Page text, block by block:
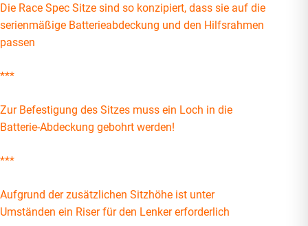
Die Race Spec Sitze sind so konzipiert, dass sie auf die
serienmäßige Batterieabdeckung und den Hilfsrahmen
passen
***
Zur Befestigung des Sitzes muss ein Loch in die
Batterie-Abdeckung gebohrt werden!
***
Aufgrund der zusätzlichen Sitzhöhe ist unter
Umständen ein Riser für den Lenker erforderlich